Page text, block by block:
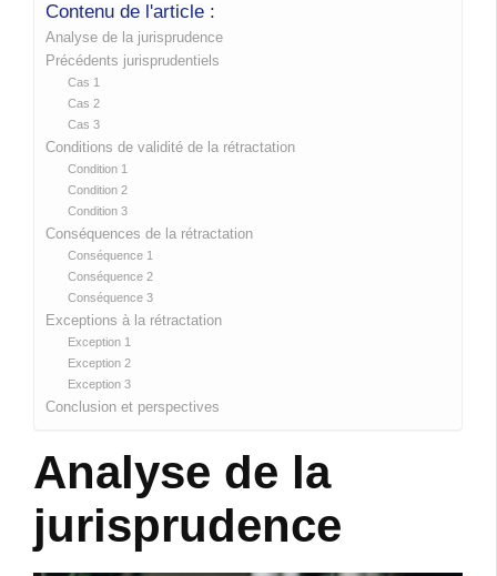
Contenu de l'article :
Analyse de la jurisprudence
Précédents jurisprudentiels
Cas 1
Cas 2
Cas 3
Conditions de validité de la rétractation
Condition 1
Condition 2
Condition 3
Conséquences de la rétractation
Conséquence 1
Conséquence 2
Conséquence 3
Exceptions à la rétractation
Exception 1
Exception 2
Exception 3
Conclusion et perspectives
Analyse de la
jurisprudence